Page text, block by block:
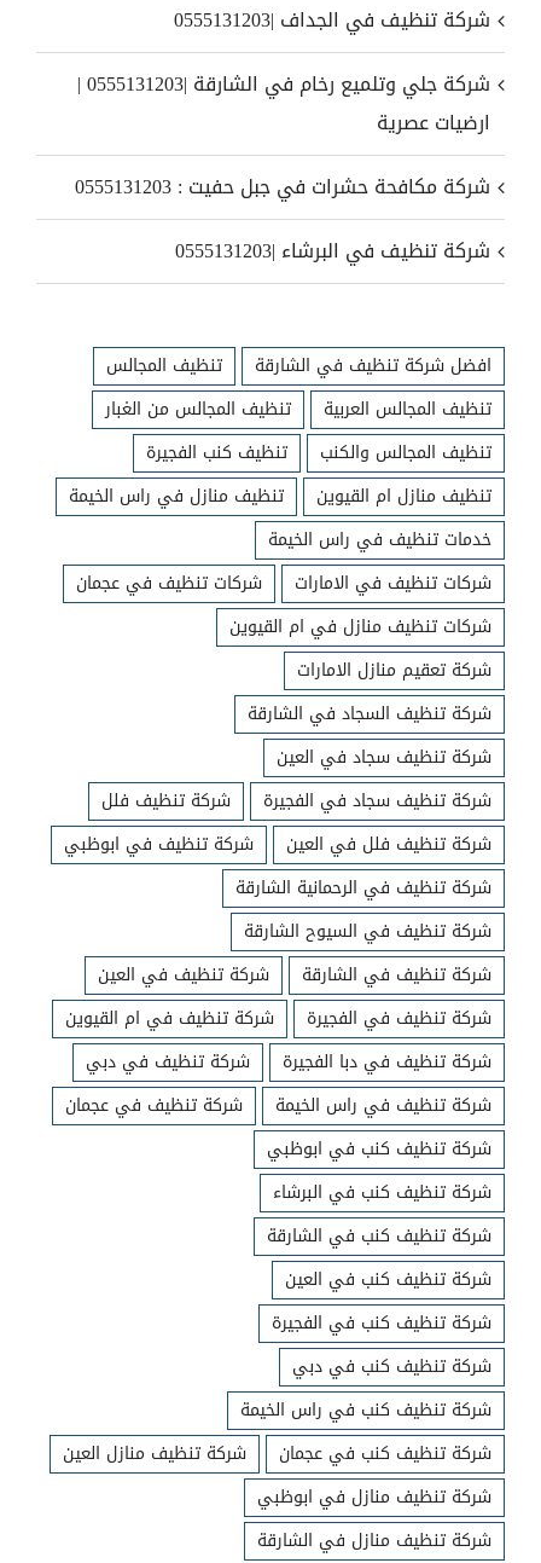
شركة تنظيف في الجداف |0555131203
شركة جلي وتلميع رخام في الشارقة |0555131203 |
ارضيات عصرية
شركة مكافحة حشرات في جبل حفيت : 0555131203
شركة تنظيف في البرشاء |0555131203
افضل شركة تنظيف في الشارقة
تنظيف المجالس
تنظيف المجالس العربية
تنظيف المجالس من الغبار
تنظيف المجالس والكنب
تنظيف كنب الفجيرة
تنظيف منازل ام القيوين
تنظيف منازل في راس الخيمة
خدمات تنظيف في راس الخيمة
شركات تنظيف في الامارات
شركات تنظيف في عجمان
شركات تنظيف منازل في ام القيوين
شركة تعقيم منازل الامارات
شركة تنظيف السجاد في الشارقة
شركة تنظيف سجاد في العين
شركة تنظيف سجاد في الفجيرة
شركة تنظيف فلل
شركة تنظيف فلل في العين
شركة تنظيف في ابوظبي
شركة تنظيف في الرحمانية الشارقة
شركة تنظيف في السيوح الشارقة
شركة تنظيف في الشارقة
شركة تنظيف في العين
شركة تنظيف في الفجيرة
شركة تنظيف في ام القيوين
شركة تنظيف في دبا الفجيرة
شركة تنظيف في دبي
شركة تنظيف في راس الخيمة
شركة تنظيف في عجمان
شركة تنظيف كنب في ابوظبي
شركة تنظيف كنب في البرشاء
شركة تنظيف كنب في الشارقة
شركة تنظيف كنب في العين
شركة تنظيف كنب في الفجيرة
شركة تنظيف كنب في دبي
شركة تنظيف كنب في راس الخيمة
شركة تنظيف كنب في عجمان
شركة تنظيف منازل العين
شركة تنظيف منازل في ابوظبي
شركة تنظيف منازل في الشارقة